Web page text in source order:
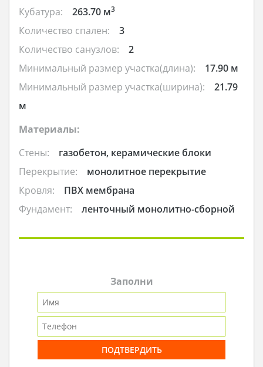
Кубатура: 263.70 м3
Количество спален:
3
Количество санузлов:
2
Минимальный размер участка(длина):
17.90 м
Минимальный размер участка(ширина):
21.79
м
Материалы:
Стены:
газобетон, керамические блоки
Перекрытие:
монолитное перекрытие
Кровля:
ПВХ мембрана
Фундамент:
ленточный монолитно-сборной
Заполни